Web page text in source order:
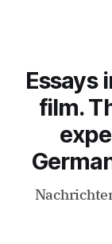
Essays
film.